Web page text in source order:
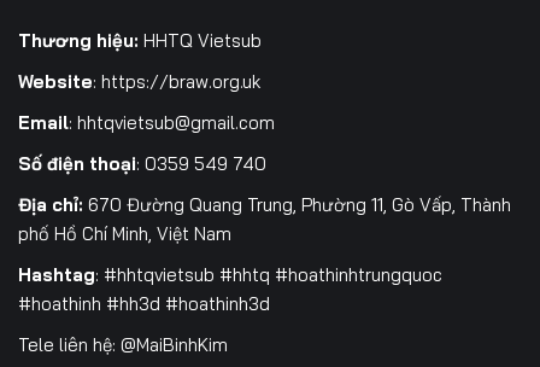
Tập 211 Tập 212
Tập 214 Tập 215
Tập 220 Tập 221 Tập 222
Tập 223 Tập 224
Tập 226 Tập 227
Tập 229
Thương hiệu: HHTQ Vietsub
Website: https://braw.org.uk
Email: hhtqvietsub@gmail.com
Số điện thoại: 0359 549 740
Địa chỉ: 670 Đường Quang Trung, Phường 11, Gò Vấp, Thành
phố Hồ Chí Minh, Việt Nam
Hashtag: #hhtqvietsub #hhtq #hoathinhtrungquoc
#hoathinh #hh3d #hoathinh3d
Tele liên hệ: @MaiBinhKim